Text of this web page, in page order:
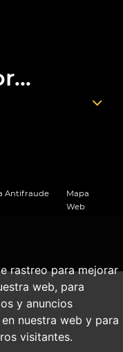
rastreo para mejorar
web, para
y anuncios
nuestra web y para
visitantes.
Antifraude
Mapa
Web